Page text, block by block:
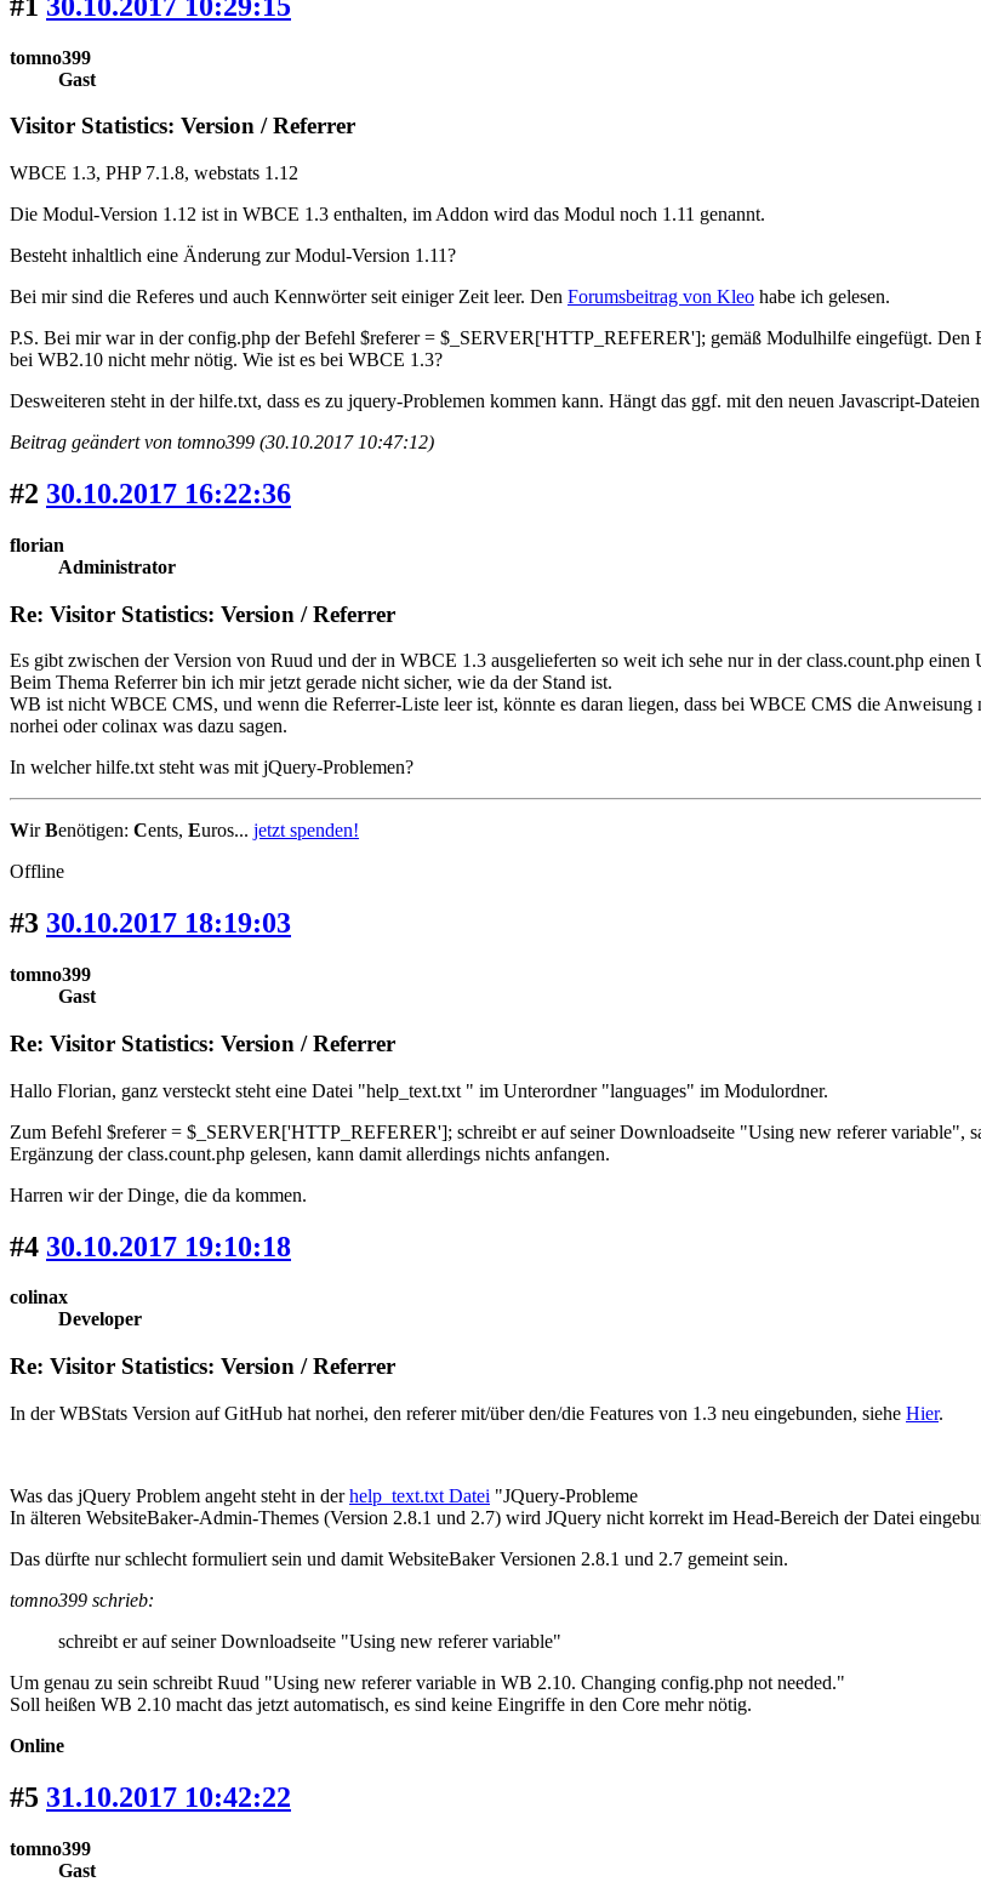
tomno399
Gast
Visitor Statistics: Version / Referrer
WBCE 1.3, PHP 7.1.8, webstats 1.12
Die Modul-Version 1.12 ist in WBCE 1.3 enthalten, im Addon wird das Modul noch 1.11 genannt.
Besteht inhaltlich eine Änderung zur Modul-Version 1.11?
Bei mir sind die Referes und auch Kennwörter seit einiger Zeit leer. Den Forumsbeitrag von Kleo habe ich gelesen.
P.S. Bei mir war in der config.php der Befehl $referer = $_SERVER['HTTP_REFERER']; gemäß Modulhilfe eingefügt. Den
bei WB2.10 nicht mehr nötig. Wie ist es bei WBCE 1.3?
Desweiteren steht in der hilfe.txt, dass es zu jquery-Problemen kommen kann. Hängt das ggf. mit den neuen Javascript-
Beitrag geändert von tomno399 (30.10.2017 10:47:12)
#2 30.10.2017 16:22:36
florian
Administrator
Re: Visitor Statistics: Version / Referrer
Es gibt zwischen der Version von Ruud und der in WBCE 1.3 ausgelieferten so weit ich sehe nur in der class.count.php einen
Beim Thema Referrer bin ich mir jetzt gerade nicht sicher, wie da der Stand ist.
WB ist nicht WBCE CMS, und wenn die Referrer-Liste leer ist, könnte es daran liegen, dass bei WBCE CMS die
norhei oder colinax was dazu sagen.
In welcher hilfe.txt steht was mit jQuery-Problemen?
WirBenötigen: Cents, Euros... jetzt spenden!
Offline
#3 30.10.2017 18:19:03
tomno399
Gast
Re: Visitor Statistics: Version / Referrer
Hallo Florian, ganz versteckt steht eine Datei "help_text.txt " im Unterordner "languages" im Modulordner.
Zum Befehl $referer = $_SERVER['HTTP_REFERER']; schreibt er auf seiner Downloadseite "Using new referer variable",
Ergänzung der class.count.php gelesen, kann damit allerdings nichts anfangen.
Harren wir der Dinge, die da kommen.
#4 30.10.2017 19:10:18
colinax
Developer
Re: Visitor Statistics: Version / Referrer
In der WBStats Version auf GitHub hat norhei, den referer mit/über den/die Features von 1.3 neu eingebunden, siehe Hier.
Was das jQuery Problem angeht steht in derhelp_text.txt Datei "JQuery-Probleme
In älteren WebsiteBaker-Admin-Themes (Version 2.8.1 und 2.7) wird JQuery nicht korrekt im Head-Bereich der Datei
Das dürfte nur schlecht formuliert sein und damit WebsiteBaker Versionen 2.8.1 und 2.7 gemeint sein.
tomno399 schrieb:
schreibt er auf seiner Downloadseite "Using new referer variable"
Um genau zu sein schreibt Ruud "Using new referer variable in WB 2.10. Changing config.php not needed."
Soll heißen WB 2.10 macht das jetzt automatisch, es sind keine Eingriffe in den Core mehr nötig.
Online
#5 31.10.2017 10:42:22
tomno399
Gast